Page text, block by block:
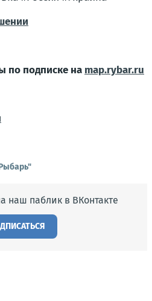
по подписке на map.rybar.ru
наш паблик в ВКонтакте